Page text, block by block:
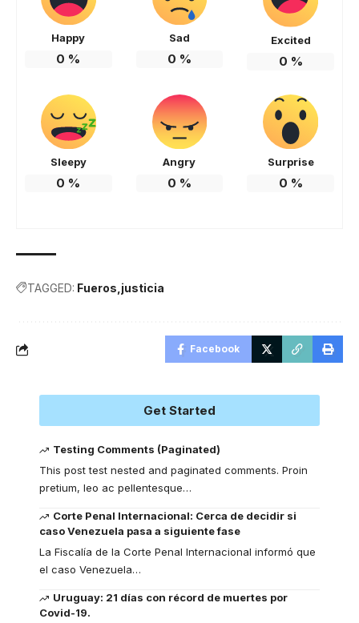
Happy
0 %
Sad
0 %
Excited
0 %
Sleepy
0 %
Angry
0 %
Surprise
0 %
TAGGED: Fueros justicia
Facebook
Get Started
Testing Comments (Paginated)
This post test nested and paginated comments. Proin
pretium, leo ac pellentesque…
Corte Penal Internacional: Cerca de decidir si
caso Venezuela pasa a siguiente fase
La Fiscalía de la Corte Penal Internacional informó que
el caso Venezuela…
Uruguay: 21 días con récord de muertes por
Covid-19.